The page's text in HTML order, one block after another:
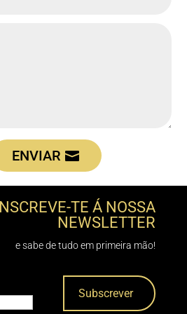
ENVIAR
INSCREVE-TE Á NOSSA
NEWSLETTER
e sabe de tudo em primeira mão!